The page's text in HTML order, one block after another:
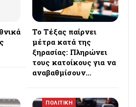
Το Τέξας παίρνει
μέτρα κατά της
ξηρασίας: Πληρώνει
τους κατοίκους για να
αναβαθμίσουν…
ΠΟΛΙΤΙΚΗ